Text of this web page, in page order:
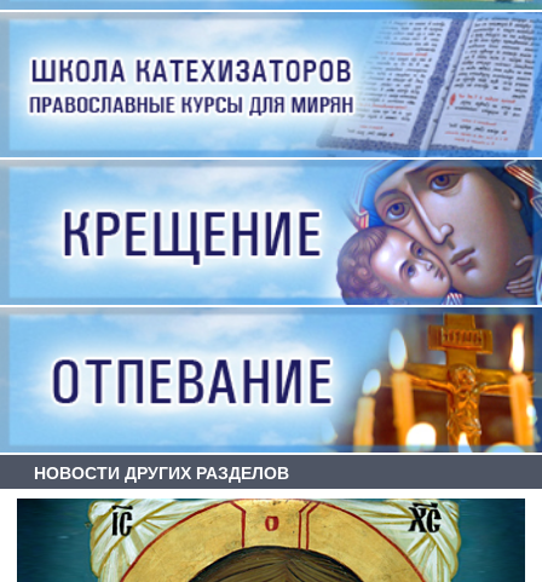
НОВОСТИ ДРУГИХ РАЗДЕЛОВ